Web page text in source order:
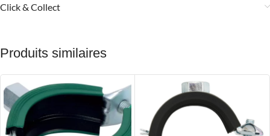
Click & Collect
Produits similaires